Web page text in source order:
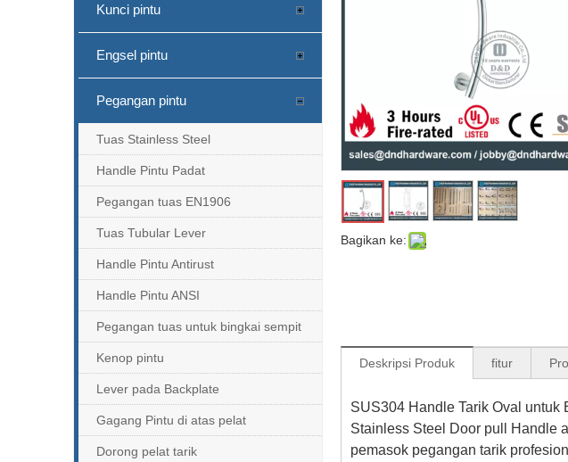
Kunci pintu
Engsel pintu
Pegangan pintu
Tuas Stainless Steel
Handle Pintu Padat
Pegangan tuas EN1906
Tuas Tubular Lever
Handle Pintu Antirust
Handle Pintu ANSI
Pegangan tuas untuk bingkai sempit
Kenop pintu
Lever pada Backplate
Gagang Pintu di atas pelat
Dorong pelat tarik
Bagikan ke:
Deskripsi Produk fitur
SUS304 Handle Tarik Oval
Stainless Steel Door pull Handle
pemasok pegangan tarik